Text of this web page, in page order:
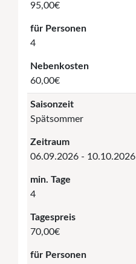
95,00€
für Personen
4
Nebenkosten
60,00€
Saisonzeit
Spätsommer
Zeitraum
06.09.2026 - 10.10.2026
min. Tage
4
Tagespreis
70,00€
für Personen